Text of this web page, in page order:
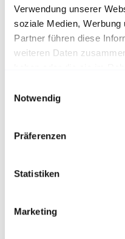
Verwendung unserer
soziale Medien, Werbung
Partner führen diese
weiteren Daten
Notwendig
Präferenzen
Statistiken
Marketing